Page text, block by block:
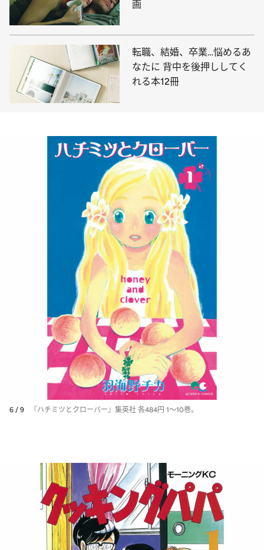
画
転職、結婚、卒業…悩めるあ
なたに 背中を後押ししてく
れる本12冊
6 / 9 『ハチミツとクローバー』集英社 各484円 1～10巻。